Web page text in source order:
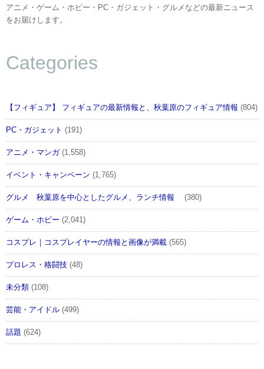
アニメ・ゲーム・ホビー・PC・ガジェット・グルメなどの最新ニュース
をお届けします。
Categories
【フィギュア】 フィギュアの最新情報と、秋葉原のフィギュア情報 (804)
PC・ガジェット (191)
アニメ・マンガ(1,558)
イベント・キャンペーン (1,765)
グルメ 秋葉原を中心としたグルメ、ランチ情報 (380)
ゲーム・ホビー (2,041)
コスプレ｜コスプレイヤーの情報と画像が満載 (565)
プロレス・格闘技 (48)
未分類 (108)
芸能・アイドル (499)
話題 (624)